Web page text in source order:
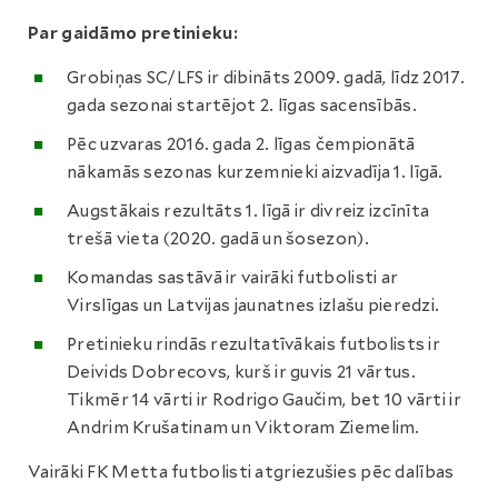
Par gaidāmo pretinieku:
Grobiņas SC/LFS ir dibināts 2009. gadā, līdz 2017.
gada sezonai startējot 2. līgas sacensībās.
Pēc uzvaras 2016. gada 2. līgas čempionātā
nākamās sezonas kurzemnieki aizvadīja 1. līgā.
Augstākais rezultāts 1. līgā ir divreiz izcīnīta
trešā vieta (2020. gadā un šosezon).
Komandas sastāvā ir vairāki futbolisti ar
Virslīgas un Latvijas jaunatnes izlašu pieredzi.
Pretinieku rindās rezultatīvākais futbolists ir
Deivids Dobrecovs, kurš ir guvis 21 vārtus.
Tikmēr 14 vārti ir Rodrigo Gaučim, bet 10 vārti ir
Andrim Krušatinam un Viktoram Ziemelim.
Vairāki FK Metta futbolisti atgriezušies pēc dalības